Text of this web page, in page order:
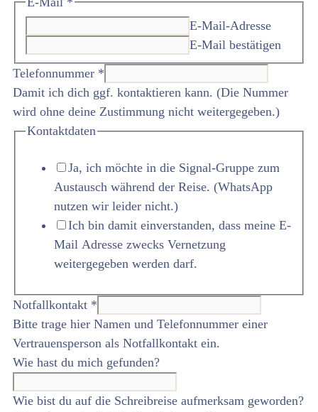
E-Mail-Adresse
E-Mail bestätigen
Telefonnummer *
Damit ich dich ggf. kontaktieren kann. (Die Nummer
wird ohne deine Zustimmung nicht weitergegeben.)
Kontaktdaten
Ja, ich möchte in die Signal-Gruppe zum
Austausch während der Reise. (WhatsApp
nutzen wir leider nicht.)
Ich bin damit einverstanden, dass meine E-
Mail Adresse zwecks Vernetzung
weitergegeben werden darf.
Notfallkontakt *
Bitte trage hier Namen und Telefonnummer einer
Vertrauensperson als Notfallkontakt ein.
Wie hast du mich gefunden?
Wie bist du auf die Schreibreise aufmerksam geworden?